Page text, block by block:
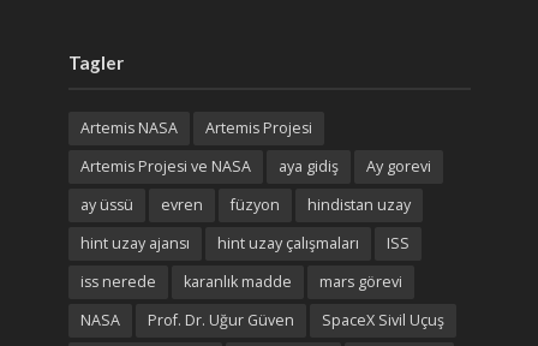
Tagler
Artemis NASA
Artemis Projesi
Artemis Projesi ve NASA
aya gidiş
Ay gorevi
ay üssü
evren füzyon
hindistan uzay
hint uzay ajansı
hint uzay çalışmaları
ISS
iss nerede
karanlık madde
mars görevi
NASA
Prof. Dr. Uğur Güven
SpaceX Sivil Uçuş